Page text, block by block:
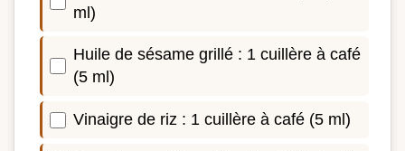
ml)
Huile de sésame grillé : 1 cuillère à café
(5 ml)
Vinaigre de riz : 1 cuillère à café (5 ml)